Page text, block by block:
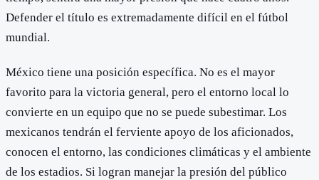
Defender el título es extremadamente difícil en el fútbol
mundial.
México tiene una posición específica. No es el mayor
favorito para la victoria general, pero el entorno local lo
convierte en un equipo que no se puede subestimar. Los
mexicanos tendrán el ferviente apoyo de los aficionados,
conocen el entorno, las condiciones climáticas y el ambiente
de los estadios. Si logran manejar la presión del público